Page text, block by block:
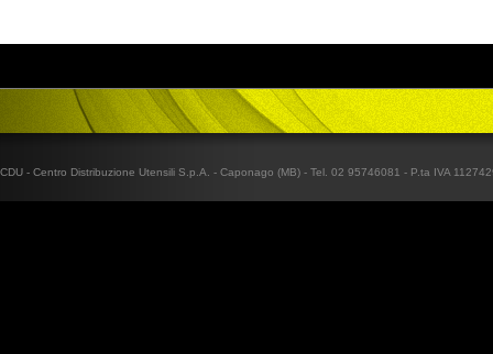
CDU - Centro Distribuzione Utensili S.p.A. - Caponago (MB) - Tel. 02 95746081 - P.ta IVA